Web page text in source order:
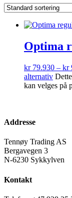
Optima
kr79.930 – kr
alternativ
kan velges på
Addresse
Tennøy Trading AS
Bergavegen 3
N-6230 Sykkylven
Kontakt